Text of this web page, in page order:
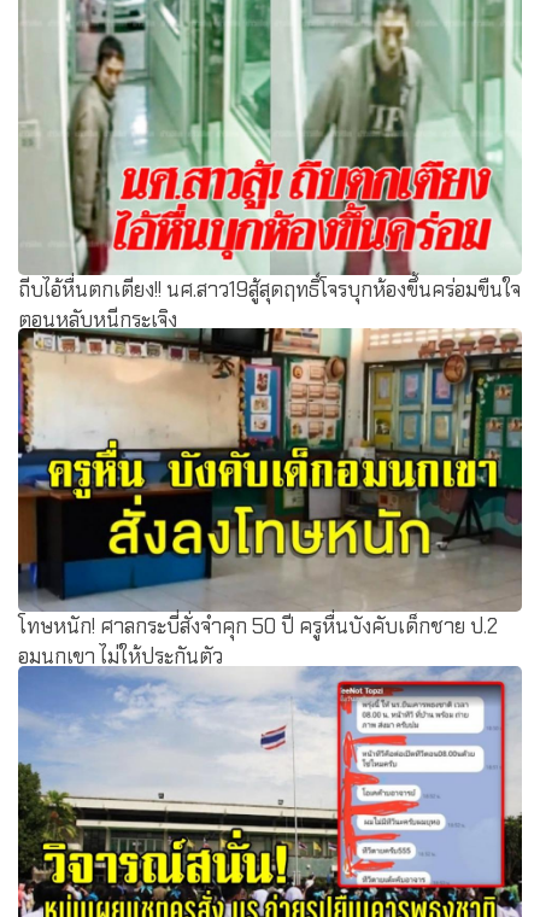
ถีบไอ้หื่นตกเตียง!! นศ.สาว19สู้สุดฤทธิ์โจรบุกห้องขึ้นคร่อมขืนใจ
ตอนหลับหนีกระเจิง
โทษหนัก! ศาลกระบี่สั่งจำคุก 50 ปี ครูหื่นบังคับเด็กชาย ป.2
อมนกเขา ไม่ให้ประกันตัว